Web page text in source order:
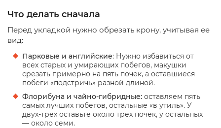
Что делать сначала
Перед укладкой нужно обрезать крону, учитывая ее
вид:
Парковые и английские: Нужно избавиться от
всех старых и умирающих побегов, макушки
срезать примерно на пять почек, а оставшиеся
побеги «подстричь» разной длиной.
Флорибуна и чайно-гибридные: оставляем пять
самых лучших побегов, остальные «в утиль». У
двух-трех оставьте около трех почек, у остальных
— около семи.